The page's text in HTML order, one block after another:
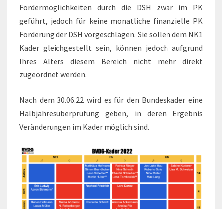
Fördermöglichkeiten durch die DSH zwar im PK
geführt, jedoch für keine monatliche finanzielle PK
Förderung der DSH vorgeschlagen. Sie sollen dem NK1
Kader gleichgestellt sein, können jedoch aufgrund
Ihres Alters diesem Bereich nicht mehr direkt
zugeordnet werden.
Nach dem 30.06.22 wird es für den Bundeskader eine
Halbjahresüberprüfung geben, in deren Ergebnis
Veränderungen im Kader möglich sind.